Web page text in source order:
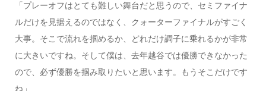
「プレーオフはとても難しい舞台だと思うので、セミファイナ
ルだけを見据えるのではなく、クォーターファイナルがすごく
大事。そこで流れを掴めるか、どれだけ調子に乗れるかが非常
に大きいですね。そして僕は、去年越谷では優勝できなかった
ので、必ず優勝を掴み取りたいと思います。もうそこだけです
ね」